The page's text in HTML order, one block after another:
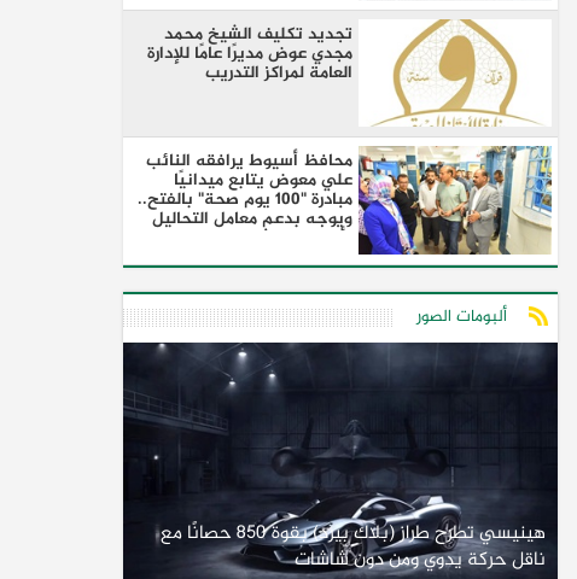
تجديد تكليف الشيخ محمد
مجدي عوض مديرًا عامًا للإدارة
العامة لمراكز التدريب
محافظ أسيوط يرافقه النائب
علي معوض يتابع ميدانيًا
مبادرة "100 يوم صحة" بالفتح..
ويوجه بدعم معامل التحاليل
بأجهزة حديثة
ألبومات الصور
هينيسي تطرح طراز (بلاك بيرد) بقوة 850 حصانًا مع
ناقل حركة يدوي ومن دون شاشات